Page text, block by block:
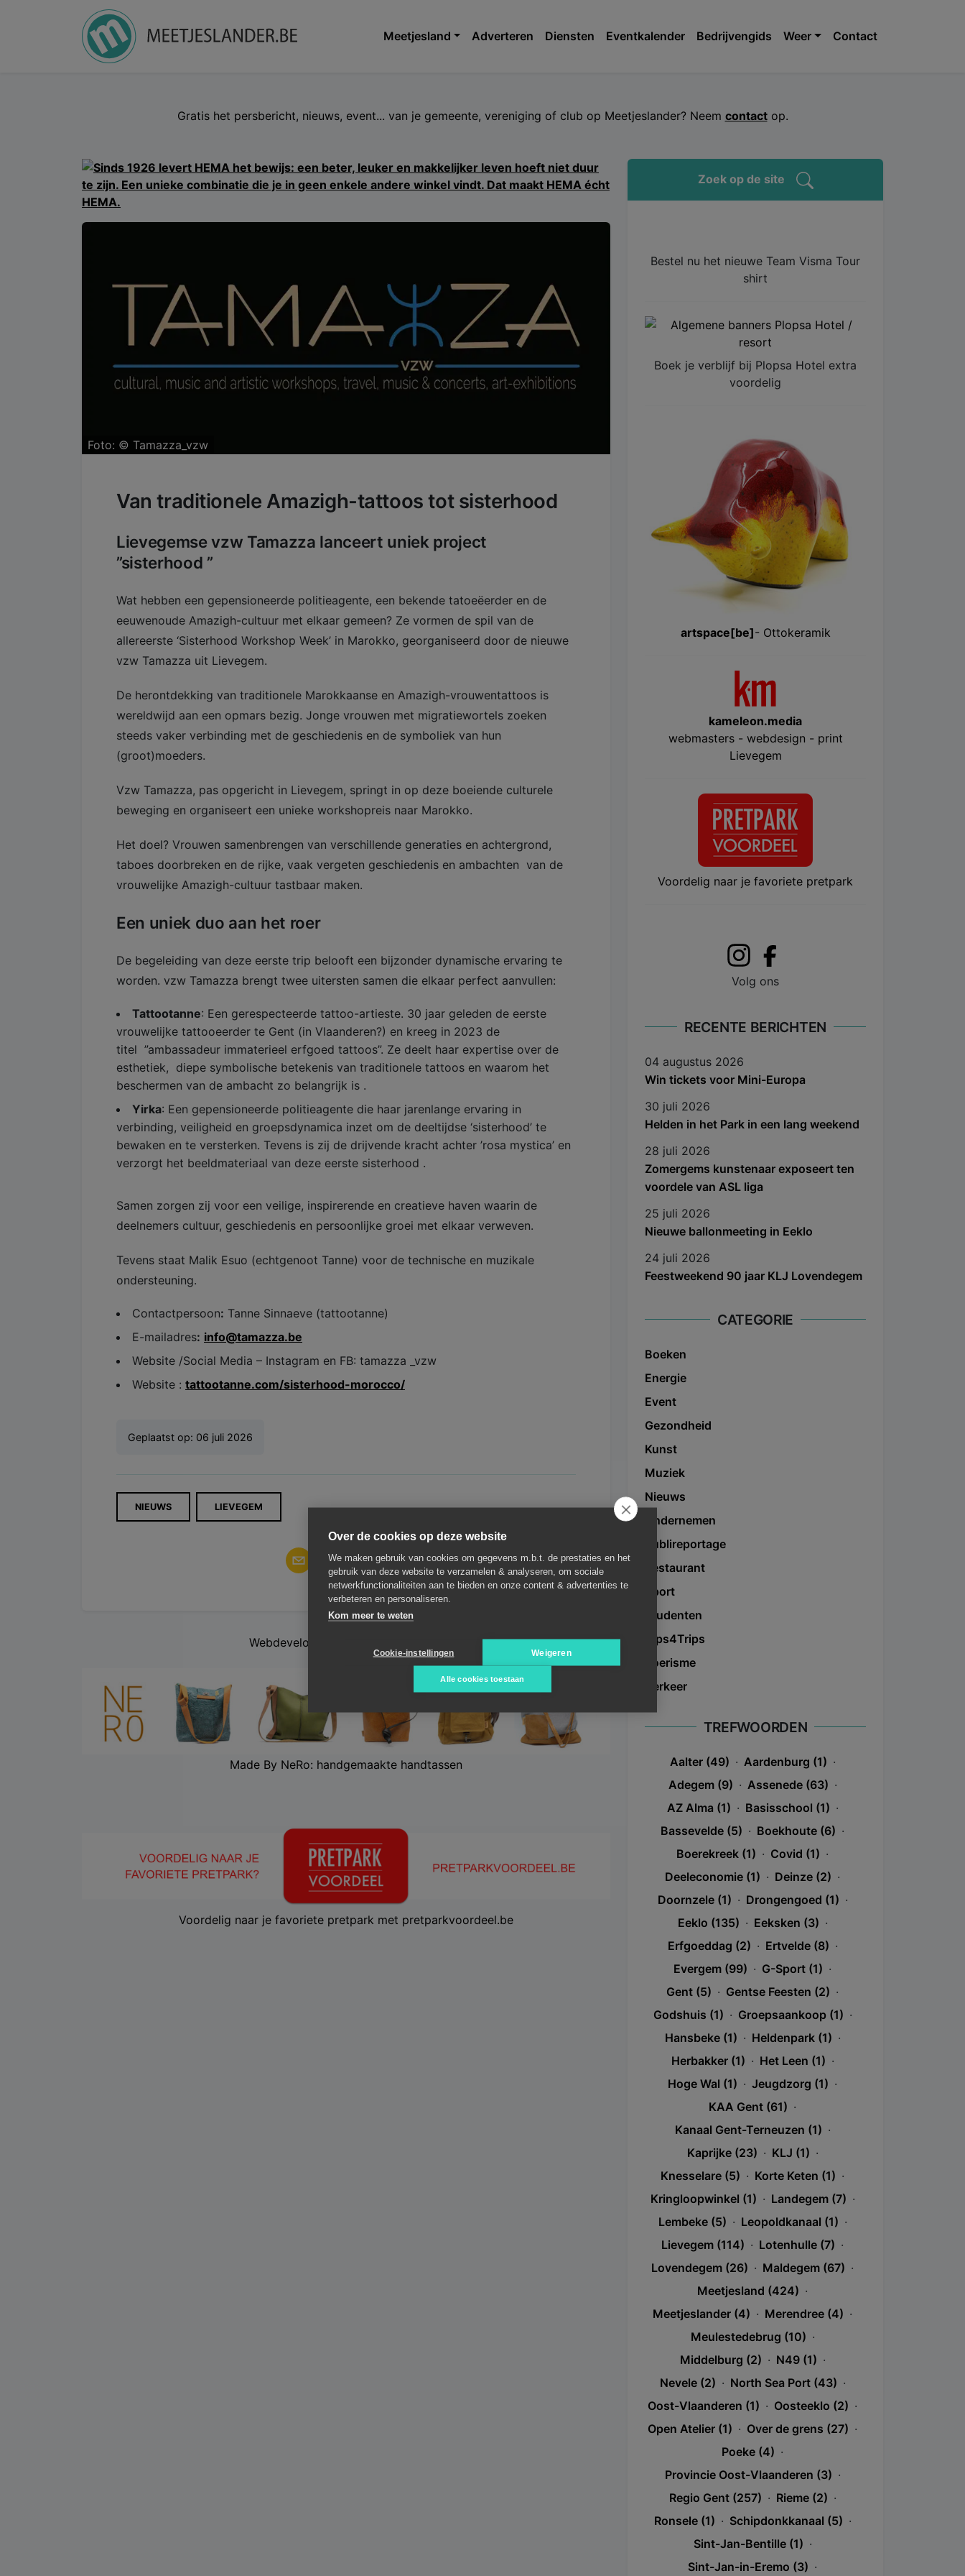
Meetjesland Adverteren Diensten Eventkalender Bedrijvengids Weer Contact
Gratis het persbericht, nieuws, event... van je gemeente, vereniging of club op Meetjeslander? Neem contactop.
Foto: © Tamazza_vzw
Van traditionele Amazigh-tattoos tot sisterhood
Lievegemse vzw Tamazza lanceert uniek project
”sisterhood ”
Wat hebben een gepensioneerde politieagente, een bekende tatoeëerder en de
eeuwenoude Amazigh-cultuur met elkaar gemeen? Ze vormen de spil van de
allereerste ‘Sisterhood Workshop Week’ in Marokko, georganiseerd door de nieuwe
vzw Tamazza uit Lievegem.
De herontdekking van traditionele Marokkaanse en Amazigh-vrouwentattoos is
wereldwijd aan een opmars bezig. Jonge vrouwen met migratiewortels zoeken
steeds vaker verbinding met de geschiedenis en de symboliek van hun
(groot)moeders.
Vzw Tamazza, pas opgericht in Lievegem, springt in op deze boeiende culturele
beweging en organiseert een unieke workshopreis naar Marokko.
Het doel? Vrouwen samenbrengen van verschillende generaties en achtergrond,
taboes doorbreken en de rijke, vaak vergeten geschiedenis en ambachten van de
vrouwelijke Amazigh-cultuur tastbaar maken.
Een uniek duo aan het roer
De begeleiding van deze eerste trip belooft een bijzonder dynamische ervaring te
worden. vzw Tamazza brengt twee uitersten samen die elkaar perfect aanvullen:
Tattootanne: Een gerespecteerde tattoo-artieste. 30 jaar geleden de eerste
vrouwelijke tattooeerder te Gent (in Vlaanderen?) en kreeg in 2023 de
titel ”ambassadeur immaterieel erfgoed tattoos”. Ze deelt haar expertise over de
esthetiek, diepe symbolische betekenis van traditionele tattoos en waarom het
beschermen van de ambacht zo belangrijk is .
Yirka: Een gepensioneerde politieagente die haar jarenlange ervaring in
verbinding, veiligheid en groepsdynamica inzet om de deeltijdse ‘sisterhood’ te
bewaken en te versterken. Tevens is zij de drijvende kracht achter ’rosa mystica’ en
verzorgt het beeldmateriaal van deze eerste sisterhood .
Samen zorgen zij voor een veilige, inspirerende en creatieve haven waarin de
deelnemers cultuur, geschiedenis en persoonlijke groei met elkaar verweven.
Tevens staat Malik Esuo (echtgenoot Tanne) voor de technische en muzikale
ondersteuning.
Contactpersoon: Tanne Sinnaeve (tattootanne)
E-mailadres: info@tamazza.be
Website /Social Media – Instagram en FB: tamazza _vzw
Website : tattootanne.com/sisterhood-morocco/
Geplaatst op: 06 juli 2026
NIEUWS LIEVEGEM
Webdevelopment:
Made By NeRo: handgemaakte handtassen
Voordelig naar je favoriete pretpark met pretparkvoordeel.be
Zoek op de site
Bestel nu het nieuwe Team Visma Tour
shirt
Boek je verblijf bij Plopsa Hotel extra
voordelig
artspace[be]- Ottokeramik
kameleon.media
webmasters - webdesign - print
Lievegem
Voordelig naar je favoriete pretpark
Volg ons
RECENTE BERICHTEN
04 augustus 2026
Win tickets voor Mini-Europa
30 juli 2026
Helden in het Park in een lang weekend
28 juli 2026
Zomergems kunstenaar exposeert ten
voordele van ASL liga
25 juli 2026
Nieuwe ballonmeeting in Eeklo
24 juli 2026
Feestweekend 90 jaar KLJ Lovendegem
CATEGORIE
Boeken
Energie
Event
Gezondheid
Kunst
Muziek
Nieuws
Ondernemen
Publireportage
Restaurant
Sport
Studenten
Tips4Trips
Toerisme
Verkeer
TREFWOORDEN
Aalter (49) · Aardenburg (1) ·
Adegem (9) · Assenede (63) ·
AZ Alma (1) · Basisschool (1) ·
Bassevelde (5) · Boekhoute (6) ·
Boerekreek (1) · Covid (1) ·
Deeleconomie (1) · Deinze (2) ·
Doornzele (1) · Drongengoed (1) ·
Eeklo (135) · Eeksken (3) ·
Erfgoeddag (2) · Ertvelde (8) ·
Evergem (99) · G-Sport (1) ·
Gent (5) · Gentse Feesten (2) ·
Godshuis (1) · Groepsaankoop (1) ·
Hansbeke (1) · Heldenpark (1) ·
Herbakker (1) · Het Leen (1) ·
Hoge Wal (1) · Jeugdzorg (1) ·
KAA Gent (61) ·
Kanaal Gent-Terneuzen (1) ·
Kaprijke (23) · KLJ (1) ·
Knesselare (5) · Korte Keten (1) ·
Kringloopwinkel (1) · Landegem (7) ·
Lembeke (5) · Leopoldkanaal (1) ·
Lievegem (114) · Lotenhulle (7) ·
Lovendegem (26) · Maldegem (67) ·
Meetjesland (424) ·
Meetjeslander (4) · Merendree (4) ·
Meulestedebrug (10) ·
Middelburg (2) · N49 (1) ·
Nevele (2) · North Sea Port (43) ·
Oost-Vlaanderen (1) · Oosteeklo (2) ·
Open Atelier (1) · Over de grens (27) ·
Poeke (4) ·
Provincie Oost-Vlaanderen (3) ·
Regio Gent (257) · Rieme (2) ·
Ronsele (1) · Schipdonkkanaal (5) ·
Sint-Jan-Bentille (1) ·
Sint-Jan-in-Eremo (3) ·
Over de cookies op deze website
We maken gebruik van cookies om gegevens m.b.t. de prestaties en het
gebruik van deze website te verzamelen & analyseren, om sociale
netwerkfunctionaliteiten aan te bieden en onze content & advertenties te
verbeteren en personaliseren.
Kom meer te weten
Cookie-instellingen Weigeren
Alle cookies toestaan